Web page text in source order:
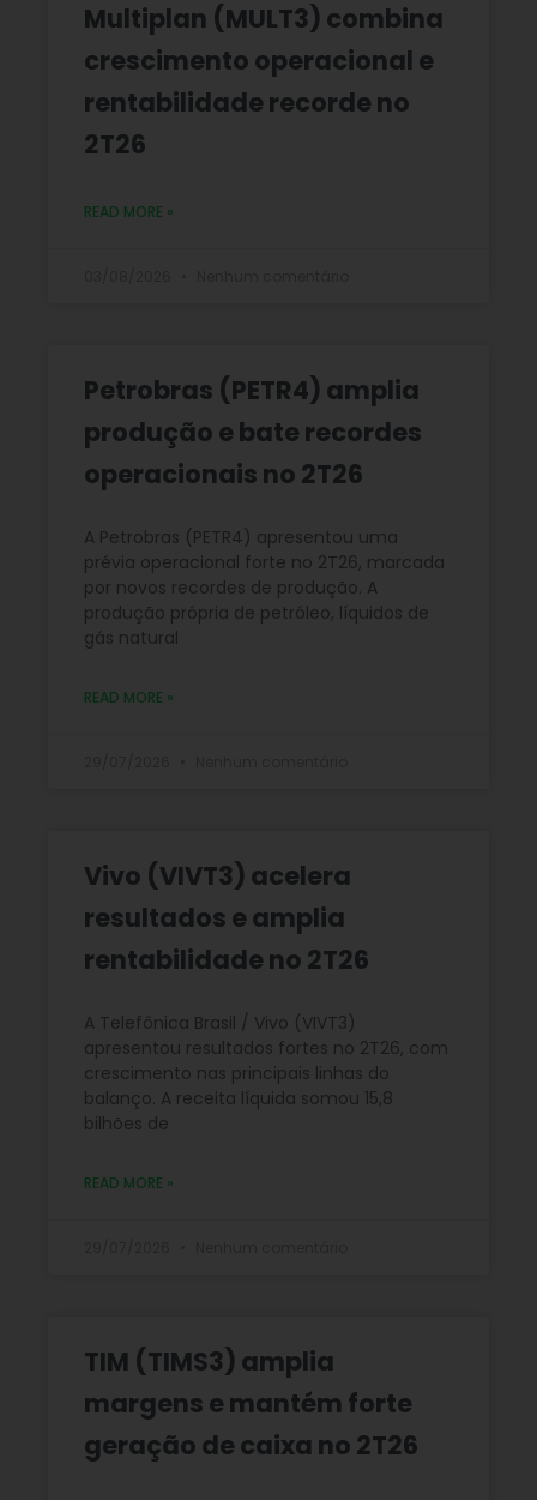
Multiplan (MULT3) combina
crescimento operacional e
rentabilidade recorde no
2T26
READ MORE »
Petrobras (PETR4) amplia
produção e bate recordes
operacionais no 2T26
A Petrobras (PETR4) apresentou uma
prévia operacional forte no 2T26, marcada
por novos recordes de produção. A
produção própria de petróleo, líquidos de
gás natural
READ MORE »
Vivo (VIVT3) acelera
resultados e amplia
rentabilidade no 2T26
A Telefônica Brasil / Vivo (VIVT3)
apresentou resultados fortes no 2T26, com
crescimento nas principais linhas do
balanço. A receita líquida somou 15,8
bilhões de
READ MORE »
TIM (TIMS3) amplia
margens e mantém forte
geração de caixa no 2T26